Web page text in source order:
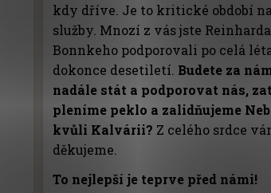
kdy dříve. Je to kritické období
služby. Mnozí z vás jste Reinharda
Bonnkeho podporovali po celá
dokonce desetiletí. Budete za
nadále stát a podporovat nás,
pleníme peklo a zalidňujeme
kvůli Kalvárii? Z celého srdce
děkujeme.
To nejlepší je teprve před námi!